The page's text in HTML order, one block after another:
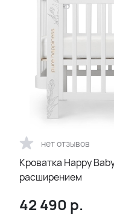
нет отзывов
Кроватка Happy
расширением
42 490 р.